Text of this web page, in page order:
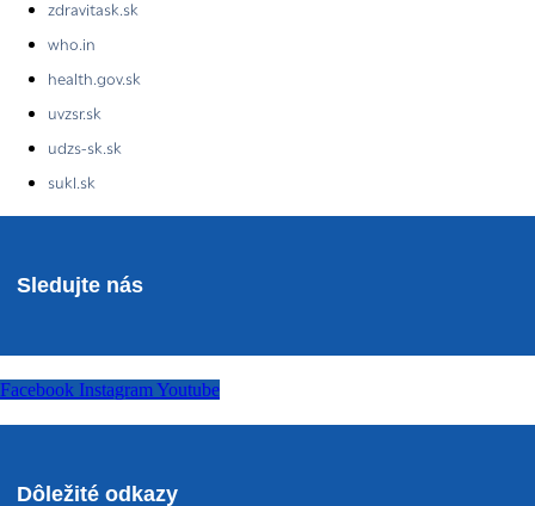
zdravitask.sk
who.in
health.gov.sk
uvzsr.sk
udzs-sk.sk
sukl.sk
Sledujte nás
Facebook Instagram Youtube
Dôležité odkazy